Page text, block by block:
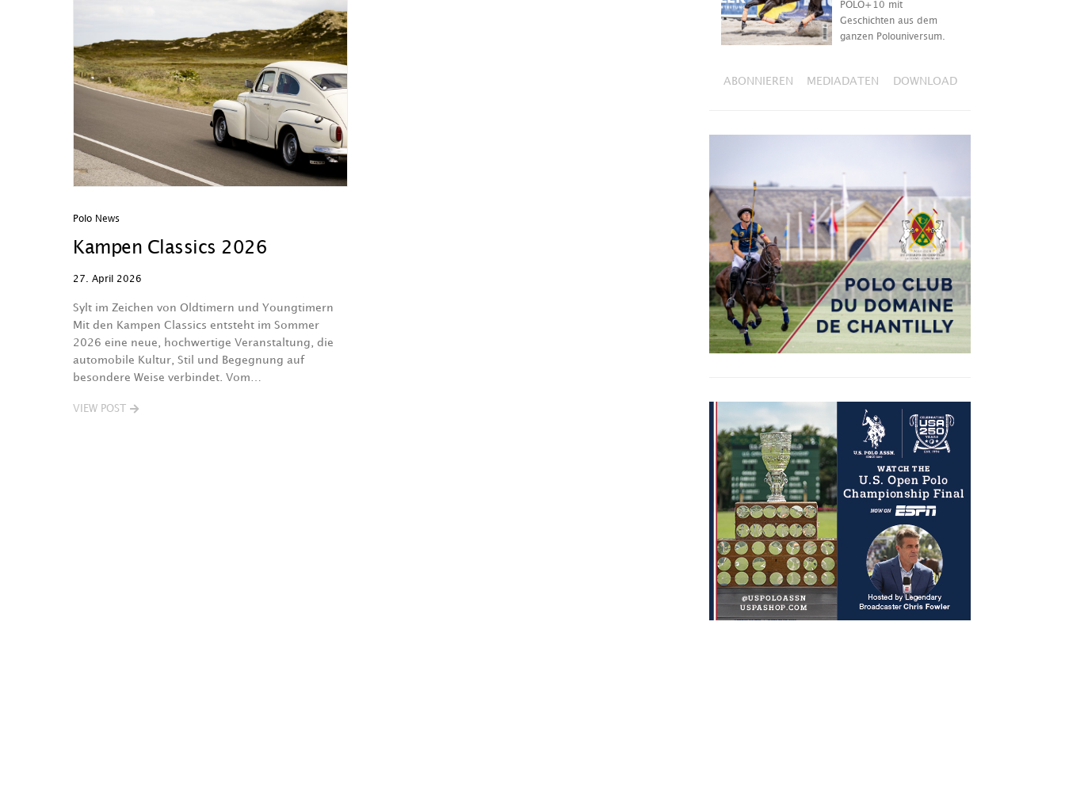
Polo News
Kampen Classics 2026
27. April 2026
Sylt im Zeichen von Oldtimern und Youngtimern
Mit den Kampen Classics entsteht im Sommer
2026 eine neue, hochwertige Veranstaltung, die
automobile Kultur, Stil und Begegnung auf
besondere Weise verbindet. Vom…
VIEW POST
POLO+10 mit
Geschichten aus dem
ganzen Polouniversum.
ABONNIEREN MEDIADATEN DOWNLOAD